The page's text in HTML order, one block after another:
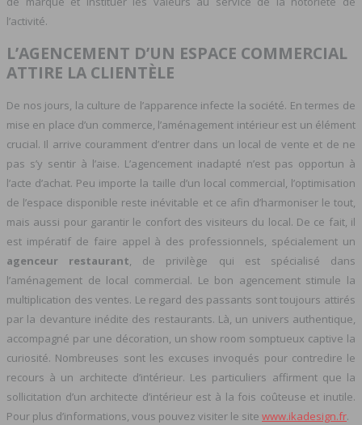
l’activité.
L’AGENCEMENT D’UN ESPACE COMMERCIAL
ATTIRE LA CLIENTÈLE
De nos jours, la culture de l’apparence infecte la société. En termes de
mise en place d’un commerce, l’aménagement intérieur est un élément
crucial. Il arrive couramment d’entrer dans un local de vente et de ne
pas s’y sentir à l’aise. L’agencement inadapté n’est pas opportun à
l’acte d’achat. Peu importe la taille d’un local commercial, l’optimisation
de l’espace disponible reste inévitable et ce afin d’harmoniser le tout,
mais aussi pour garantir le confort des visiteurs du local. De ce fait, il
est impératif de faire appel à des professionnels, spécialement un
agenceur restaurant, de privilège qui est spécialisé dans
l’aménagement de local commercial. Le bon agencement stimule la
multiplication des ventes. Le regard des passants sont toujours attirés
par la devanture inédite des restaurants. Là, un univers authentique,
accompagné par une décoration, un show room somptueux captive la
curiosité. Nombreuses sont les excuses invoqués pour contredire le
recours à un architecte d’intérieur. Les particuliers affirment que la
sollicitation d’un architecte d’intérieur est à la fois coûteuse et inutile.
Pour plus d’informations, vous pouvez visiter le site www.ikadesign.fr.